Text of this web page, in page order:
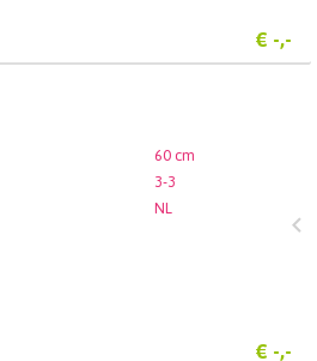
€ -,-
60 cm
3-3
NL
€ -,-